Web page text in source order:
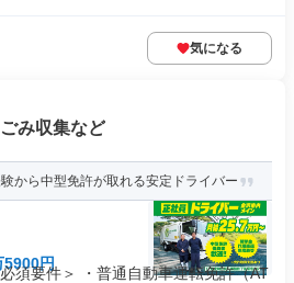
気になる
み収集など
から中型免許が取れる安定ドライバー
5900円
須要件＞ ・普通自動車運転免許（AT